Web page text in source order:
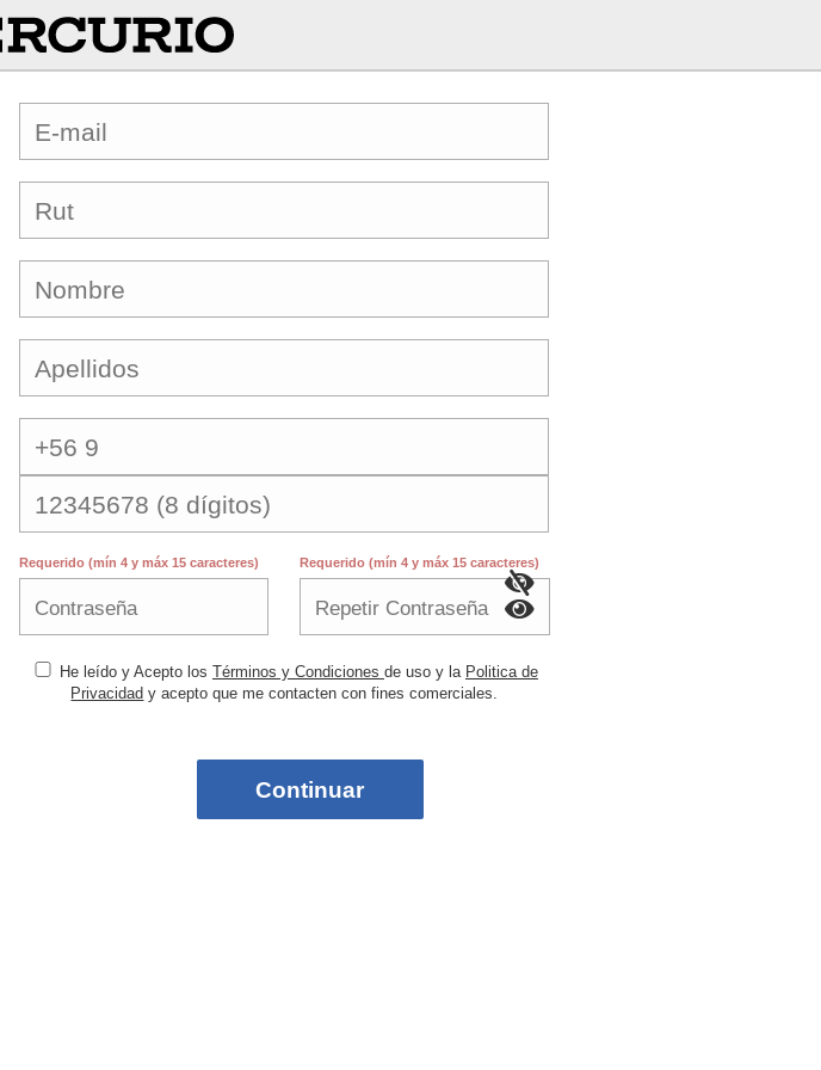
Requerido (mín 4 y máx 15 caracteres) Requerido (mín 4 y máx 15 caracteres)
He leído y Acepto los Términos y Condiciones de uso y la Politica de
Privacidad y acepto que me contacten con fines comerciales.